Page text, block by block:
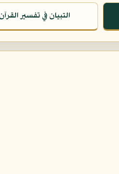
التبيان في تفسير